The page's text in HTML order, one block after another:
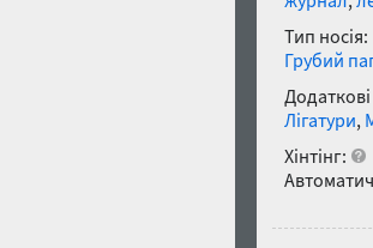
Тип носія:
Грубий
Лігатури,
Хінтінг: